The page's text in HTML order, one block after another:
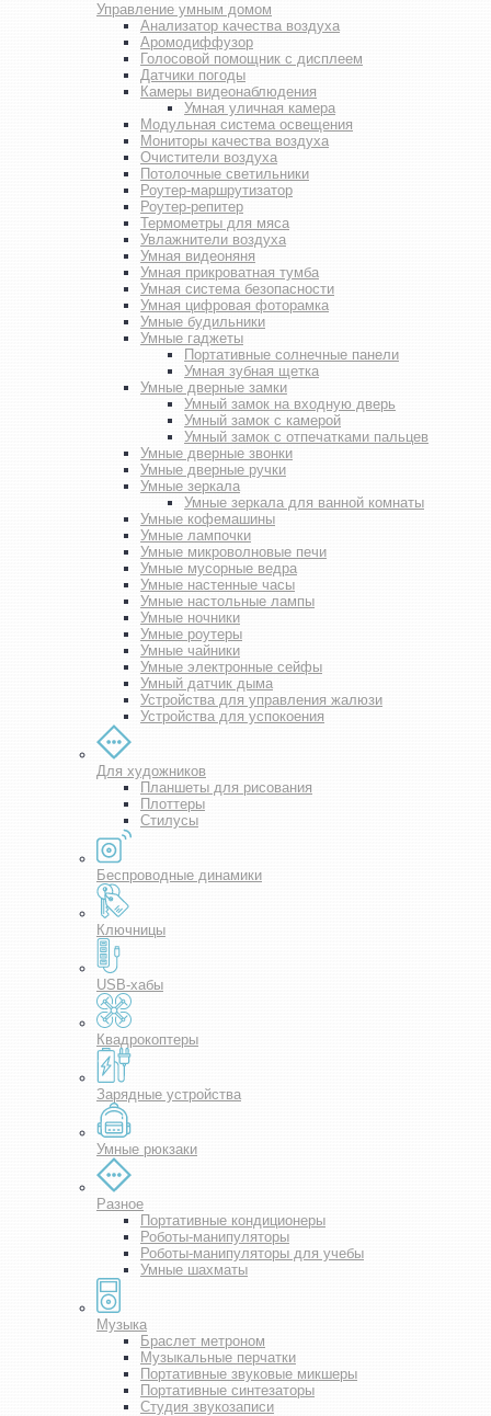
Управление умным домом
Анализатор качества воздуха
Аромодиффузор
Голосовой помощник с дисплеем
Датчики погоды
Камеры видеонаблюдения
Умная уличная камера
Модульная система освещения
Мониторы качества воздуха
Очистители воздуха
Потолочные светильники
Роутер-маршрутизатор
Роутер-репитер
Термометры для мяса
Увлажнители воздуха
Умная видеоняня
Умная прикроватная тумба
Умная система безопасности
Умная цифровая фоторамка
Умные будильники
Умные гаджеты
Портативные солнечные панели
Умная зубная щетка
Умные дверные замки
Умный замок на входную дверь
Умный замок с камерой
Умный замок с отпечатками пальцев
Умные дверные звонки
Умные дверные ручки
Умные зеркала
Умные зеркала для ванной комнаты
Умные кофемашины
Умные лампочки
Умные микроволновые печи
Умные мусорные ведра
Умные настенные часы
Умные настольные лампы
Умные ночники
Умные роутеры
Умные чайники
Умные электронные сейфы
Умный датчик дыма
Устройства для управления жалюзи
Устройства для успокоения
Для художников
Планшеты для рисования
Плоттеры
Стилусы
Беспроводные динамики
Ключницы
USB-хабы
Квадрокоптеры
Зарядные устройства
Умные рюкзаки
Разное
Портативные кондиционеры
Роботы-манипуляторы
Роботы-манипуляторы для учебы
Умные шахматы
Музыка
Браслет метроном
Музыкальные перчатки
Портативные звуковые микшеры
Портативные синтезаторы
Студия звукозаписи